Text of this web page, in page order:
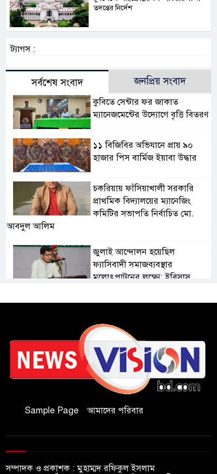
তদন্তের নির্দেশ
ট্যাগস :
সর্বশেষ সংবাদ জনপ্রিয় সংবাদ
কুবিতে সেন্টার ফর জাকাত
ম্যানেজমেন্টের উদ্যোগে বৃত্তি বিতরণ
১১ বিজিবির অভিযানে প্রায় ৯০
হাজার পিস বার্মিজ ইয়াবা উদ্ধার
চকরিয়ায় ফাঁসিয়াখালী সরকারি
প্রাথমিক বিদ্যালয়ের ম্যানেজিং
কমিটির সভাপতি নির্বাচিত মো.
আবদুল আলিম
জুলাই আন্দোলন হয়েছিল
ফ্যাসিবাদী সমাজব্যবস্থার
মূলোৎপাটনের লক্ষ্যে; ইবিসাস
পালন করছে তানযীমুল উম্মাহ
আলিম মাদ্রাসা
জুলাই গণঅভ্যুত্থান দিবসে কুবি
ছাত্রদলের পরিচ্ছন্নতা ও বৃক্ষরোপণ
কর্মসূচি
রাষ্ট্রবিরোধী গোপন কর্মকাণ্ডে’র দায়ে
ইসলামপুরে ‘জুলাই গণঅভ্যুত্থান
Sample Page আমাদের পরিবার
সম্পাদক ও প্রকাশক : মুহাম্মদ রফিকুল ইসলাম